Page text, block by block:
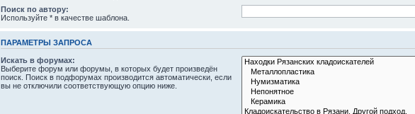
Поиск по автору:
Используйте * в качестве шаблона.
ПАРАМЕТРЫ ЗАПРОСА
Искать в форумах:
Выберите форум или форумы, в которых будет произведён
поиск. Поиск в подфорумах производится автоматически, если
вы не отключили соответствующую опцию ниже.